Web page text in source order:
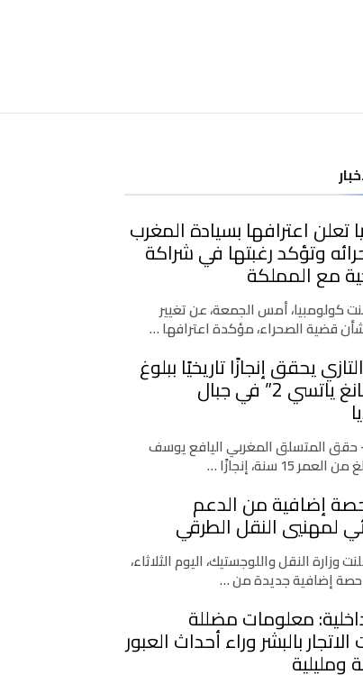
تعلن اعترافها بسيادة المغرب
وتؤكد رغبتها في شراكة
مع المملكة
كولومبيا، أمس الجمعة، عن تغيير
قضية الصحراء، مؤكدة اعترافها …
يحقق إنجازًا تاريخيًا ببلوغ
قمة “كانغ ياتسي 2” في جبال
حقق المتسلق المغربي اليافع يوسف
15 سنة، إنجازًا …
إضافية من الدعم
لمهنيي النقل الطرقي
وزارة النقل واللوجستيك، اليوم الثلاثاء،
إضافية جديدة من …
معلومات مضللة
بالبشر وراء أحداث العبور
ومليلية